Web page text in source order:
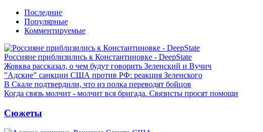
Последние
Популярные
Комментируемые
Россияне приблизились к Константиновке - DeepState
Жовква рассказал, о чем будут говорить Зеленский и Вучич
"Адские" санкции США против РФ: реакция Зеленского
В Скале подтвердили, что из полка переводят бойцов
Когда связь молчит - молчит вся бригада. Связисты просят помощи
Сюжеты